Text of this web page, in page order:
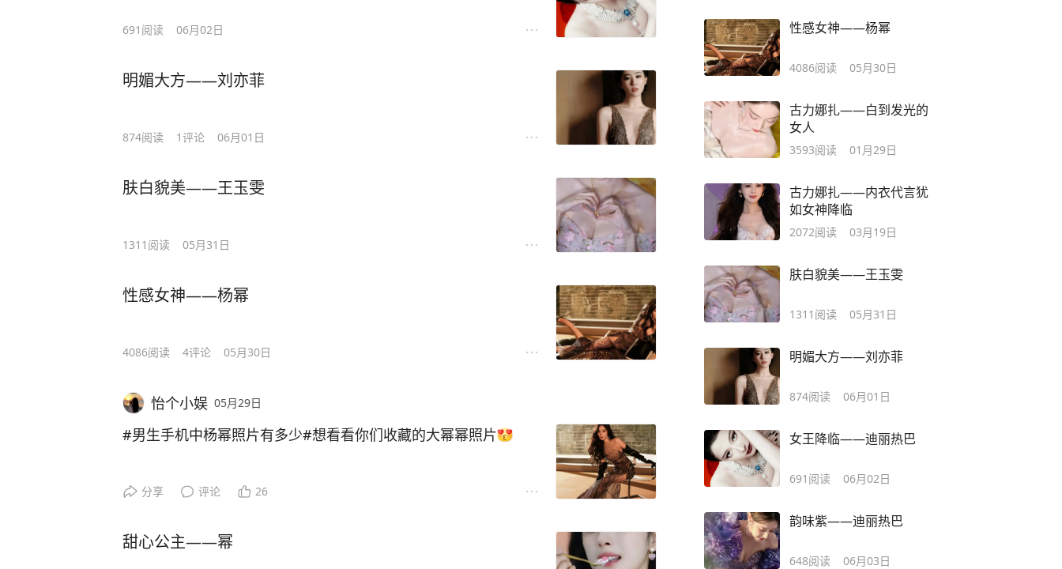
691 阅读 06月02日
明媚大方——刘亦菲
874阅读 1评论 06月01日
肤白貌美——王玉雯
1311 阅读 05月31日
性感女神——杨幂
4086阅读 4评论 05月30日
怡个小娱 05月29日
#男生手机中杨幂照片有多少#想看看你们收藏的大幂幂照片
分享 评论 26
甜心公主——幂
性感女神——杨幂
4086阅读 05月30日
古力娜扎——白到发光的
女人
3593阅读 01月29日
古力娜扎——内衣代言犹
如女神降临
2072阅读 03月19日
肤白貌美——王玉雯
1311 阅读 05月31日
明媚大方——刘亦菲
874阅读 06月01日
女王降临——迪丽热巴
691 阅读 06月02日
韵味紫——迪丽热巴
648阅读 06月03日